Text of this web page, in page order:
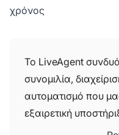
χρόνος
Το LiveAgent
συνομιλία,
αυτοματισμό που
εξαιρετική